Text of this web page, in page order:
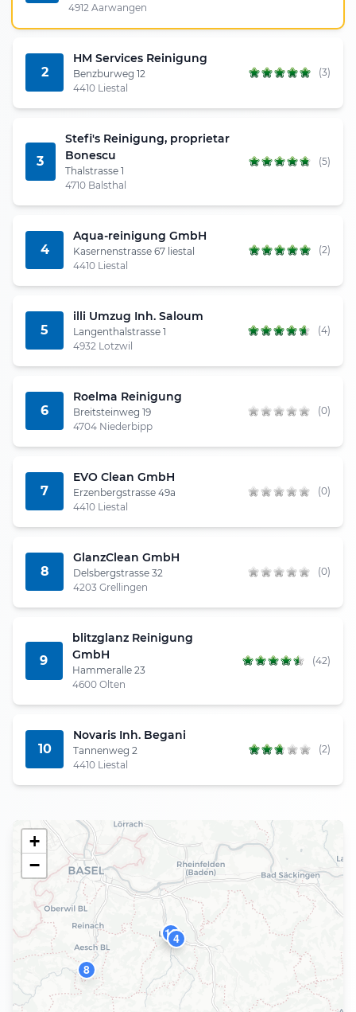
4912 Aarwangen
2
HM Services Reinigung
Benzburweg 12
4410 Liestal
(3)
3
Stefi's Reinigung, proprietar
Bonescu
Thalstrasse 1
4710 Balsthal
(5)
4
Aqua-reinigung GmbH
Kasernenstrasse 67 liestal
4410 Liestal
(2)
5
illi Umzug Inh. Saloum
Langenthalstrasse 1
4932 Lotzwil
(4)
6
Roelma Reinigung
Breitsteinweg 19
4704 Niederbipp
(0)
7
EVO Clean GmbH
Erzenbergstrasse 49a
4410 Liestal
(0)
8
GlanzClean GmbH
Delsbergstrasse 32
4203 Grellingen
(0)
9
blitzglanz Reinigung
GmbH
Hammeralle 23
4600 Olten
(42)
10
Novaris Inh. Begani
Tannenweg 2
4410 Liestal
(2)
24
7
8
10
+
−